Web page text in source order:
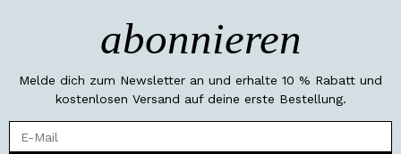
abonnieren
Melde dich zum Newsletter an und erhalte 10 % Rabatt und
kostenlosen Versand auf deine erste Bestellung.